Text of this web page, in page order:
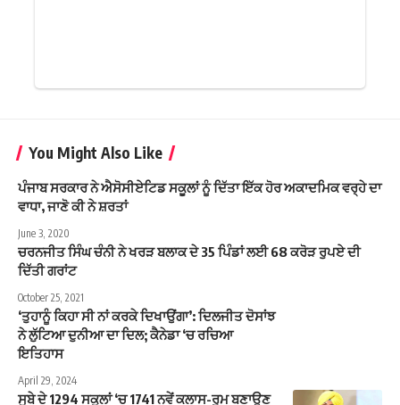
You Might Also Like
ਪੰਜਾਬ ਸਰਕਾਰ ਨੇ ਐਸੋਸੀਏਟਿਡ ਸਕੂਲਾਂ ਨੂੰ ਦਿੱਤਾ ਇੱਕ ਹੋਰ ਅਕਾਦਮਿਕ ਵਰ੍ਹੇ ਦਾ
ਵਾਧਾ, ਜਾਣੋ ਕੀ ਨੇ ਸ਼ਰਤਾਂ
June 3, 2020
ਚਰਨਜੀਤ ਸਿੰਘ ਚੰਨੀ ਨੇ ਖਰੜ ਬਲਾਕ ਦੇ 35 ਪਿੰਡਾਂ ਲਈ 68 ਕਰੋੜ ਰੁਪਏ ਦੀ
ਦਿੱਤੀ ਗਰਾਂਟ
October 25, 2021
‘ਤੁਹਾਨੂੰ ਕਿਹਾ ਸੀ ਨਾਂ ਕਰਕੇ ਦਿਖਾਉਂਗਾ’: ਦਿਲਜੀਤ ਦੋਸਾਂਝ
ਨੇ ਲੁੱਟਿਆ ਦੁਨੀਆ ਦਾ ਦਿਲ; ਕੈਨੇਡਾ ‘ਚ ਰਚਿਆ
ਇਤਿਹਾਸ
April 29, 2024
ਸੂਬੇ ਦੇ 1294 ਸਕੂਲਾਂ ‘ਚ 1741 ਨਵੇਂ ਕਲਾਸ-ਰੂਮ ਬਣਾਉਣ